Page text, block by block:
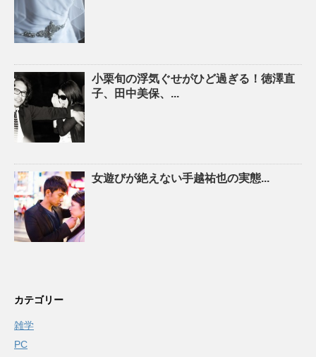
小栗旬の浮気ぐせがひど過ぎる！徳澤直
子、田中美保、...
女遊びが絶えない手越祐也の実態...
カテゴリー
雑学
PC